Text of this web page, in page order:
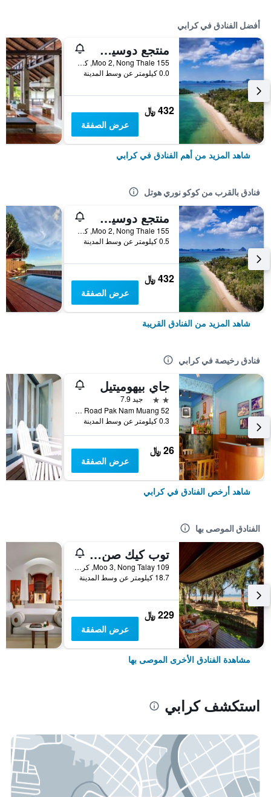
أفضل الفنادق في كرابي
منتجع دوسيت ثاني كرابي بيتش
155 Moo 2, Nong Thale, كرابي, تايلاند
0.0 كيلومتر عن وسط المدينة
432 ﷼
عرض الصفقة
شاهد المزيد من أهم الفنادق في كرابي
فنادق بالقرب من كوكو نوري هوتل
منتجع دوسيت ثاني كرابي بيتش
155 Moo 2, Nong Thale, كرابي, تايلاند
0.5 كيلومتر عن وسط المدينة
432 ﷼
عرض الصفقة
شاهد المزيد من الفنادق القريبة
فنادق رخيصة في كرابي
جاي بيهوميتيل
2 نجمتين
جيد 7.9
52 Soi 5 Maharat Road Pak Nam Muang, كرابي, تايلاند
0.3 كيلومتر عن وسط المدينة
26 ﷼
عرض الصفقة
شاهد أرخص الفنادق في كرابي
الفنادق الموصى بها
توب كيك صن سيت بيتش ريزورت
109 Moo 3, Nong Talay, كرابي, تايلاند
18.7 كيلومتر عن وسط المدينة
229 ﷼
عرض الصفقة
مشاهدة الفنادق الأخرى الموصى بها
استكشف كرابي